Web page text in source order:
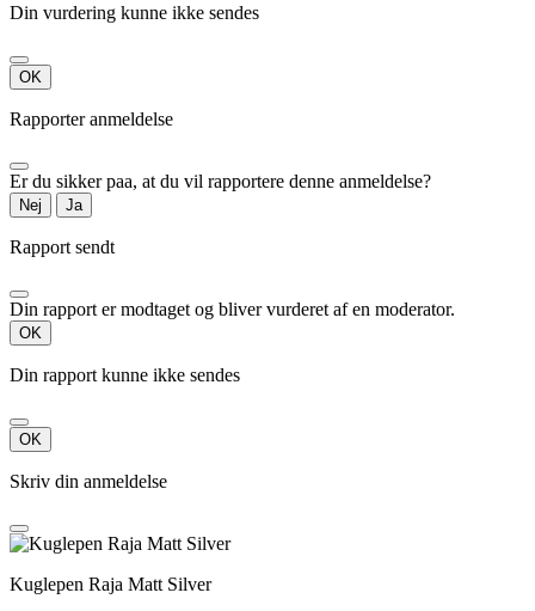
Din vurdering kunne ikke sendes
OK
Rapporter anmeldelse
Er du sikker paa, at du vil rapportere denne anmeldelse?
Nej Ja
Rapport sendt
Din rapport er modtaget og bliver vurderet af en moderator.
OK
Din rapport kunne ikke sendes
OK
Skriv din anmeldelse
Kuglepen Raja Matt Silver